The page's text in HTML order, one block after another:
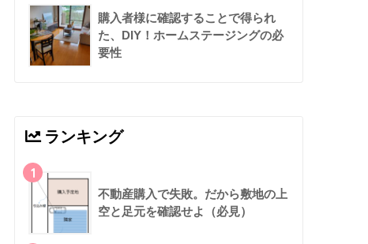
購入者様に確認することで得られ
た、DIY！ホームステージングの必
要性
ランキング
1
不動産購入で失敗。だから敷地の上
空と足元を確認せよ（必見）